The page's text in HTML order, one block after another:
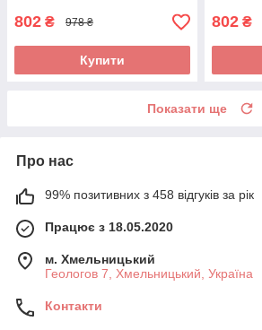
802 ₴ 978 ₴
Купити
802 ₴
Показати ще
Про нас
99% позитивних з 458 відгуків за рік
Працює з 18.05.2020
м. Хмельницький
Геологов 7, Хмельницький, Україна
Контакти